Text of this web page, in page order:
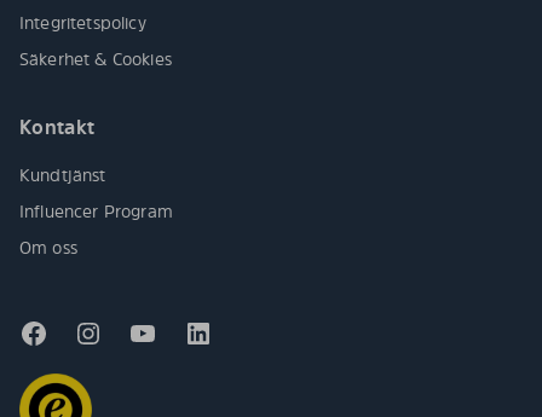
Integritetspolicy
Säkerhet & Cookies
Kontakt
Kundtjänst
Influencer Program
Om oss